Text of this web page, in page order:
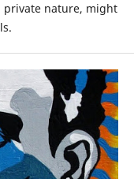
private nature, might